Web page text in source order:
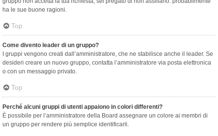
ha le sue buone ragioni.
Top
Come divento leader di un gruppo?
I gruppi vengono creati dall’amministratore, che ne stabilisce anche il leader. Se
desideri creare un nuovo gruppo, contatta l’amministratore via posta elettronica
o con un messaggio privato.
Top
Perché alcuni gruppi di utenti appaiono in colori differenti?
È possibile per l’amministratore della Board assegnare un colore ai membri di
un gruppo per rendere più semplice identificarli.